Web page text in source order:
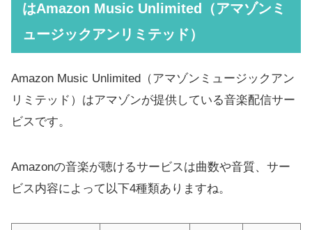
はAmazon Music Unlimited（アマゾンミ
ュージックアンリミテッド）
Amazon Music Unlimited（アマゾンミュージックアン
リミテッド）はアマゾンが提供している音楽配信サー
ビスです。
Amazonの音楽が聴けるサービスは曲数や音質、サー
ビス内容によって以下4種類ありますね。